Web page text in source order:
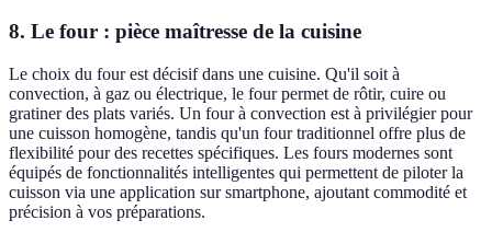
8. Le four : pièce maîtresse de la cuisine
Le choix du four est décisif dans une cuisine. Qu'il soit à
convection, à gaz ou électrique, le four permet de rôtir, cuire ou
gratiner des plats variés. Un four à convection est à privilégier pour
une cuisson homogène, tandis qu'un four traditionnel offre plus de
flexibilité pour des recettes spécifiques. Les fours modernes sont
équipés de fonctionnalités intelligentes qui permettent de piloter la
cuisson via une application sur smartphone, ajoutant commodité et
précision à vos préparations.